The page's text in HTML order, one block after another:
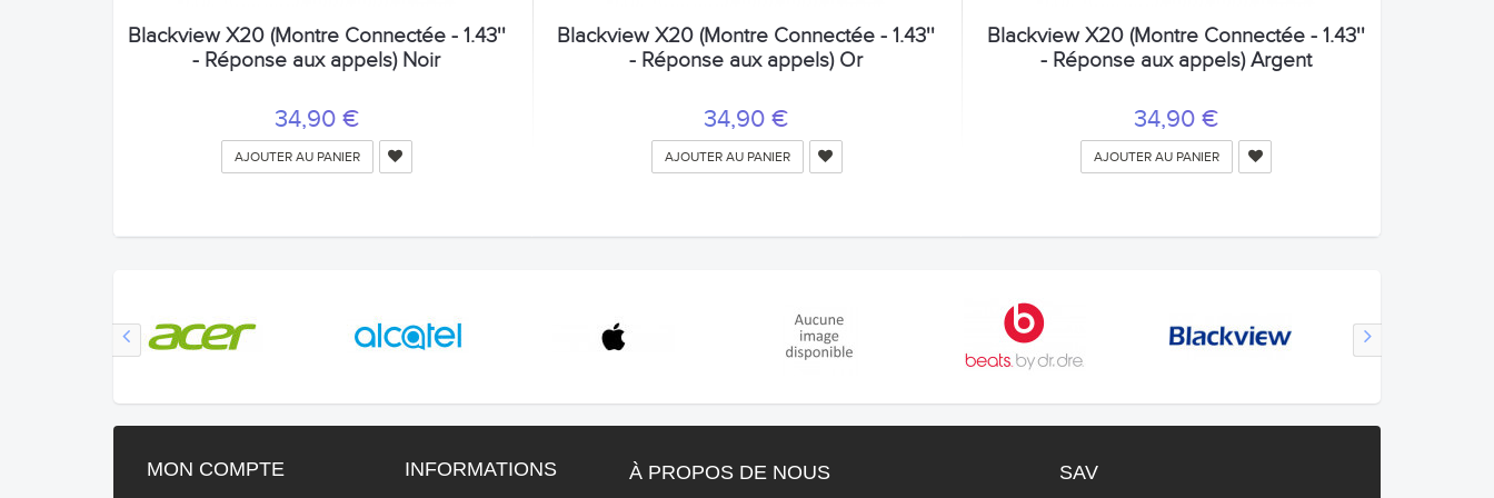
Blackview X20 (Montre Connectée - 1.43''
- Réponse aux appels) Noir
34,90 €
AJOUTER AU PANIER
Blackview X20 (Montre Connectée - 1.43''
- Réponse aux appels) Or
34,90 €
AJOUTER AU PANIER
Blackview X20 (Montre Connectée - 1.43''
- Réponse aux appels) Argent
34,90 €
AJOUTER AU PANIER
MON COMPTE INFORMATIONS À PROPOS DE NOUS SAV